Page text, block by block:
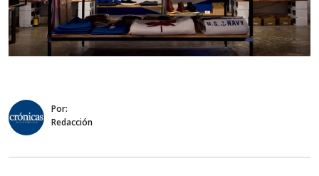
Por:
Redacción